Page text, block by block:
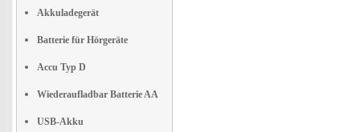
Akkuladegerät
Batterie für Hörgeräte
Accu Typ D
Wiederaufladbar Batterie AA
USB-Akku